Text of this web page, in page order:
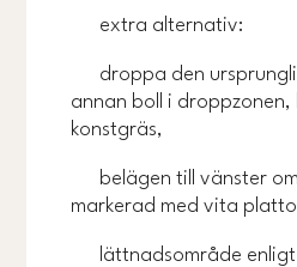
extra alternativ:
droppa den
annan boll i
konstgräs,
belägen till vänster
markerad med vita
lättnadsområde enligt